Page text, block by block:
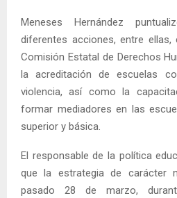
Meneses Hernández
diferentes acciones, entre ellas,
Comisión Estatal de Derechos
la acreditación de escuelas
violencia, así como la
formar mediadores en las
superior y básica.
El responsable de la política
que la estrategia de carácter
pasado 28 de marzo,